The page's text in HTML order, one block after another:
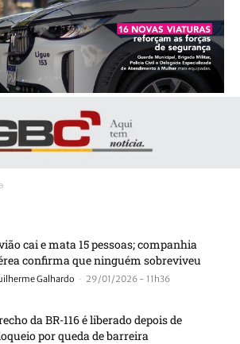
cai e mata 15 pessoas; companhia
confirma que ninguém sobreviveu
Galhardo - 29/01/2026 - 11h36
da BR-116 é liberado depois de
por queda de barreira